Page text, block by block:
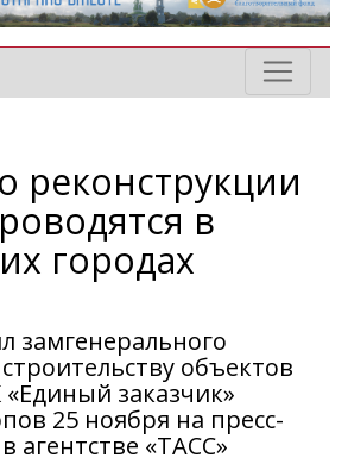
реконструкции
в
городах
замгенерального
объектов
заказчик»
25 ноября на пресс-
агентстве «ТАСС»